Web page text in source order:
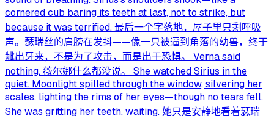
cornered cub baring its teeth at last, not to strike, but
because it was terrified. 最后一个字落地，屋子里只剩呼吸
声。瑟瑞丝的肩膀在发抖——像一只被逼到角落的幼兽，终于
龇出牙来，不是为了攻击，而是出于恐惧。 Verna said
nothing. 薇尔娜什么都没说。 She watched Sirius in the
quiet. Moonlight spilled through the window, silvering her
scales, lighting the rims of her eyes—though no tears fell.
She was gritting her teeth, waiting. 她只是安静地看着瑟瑞